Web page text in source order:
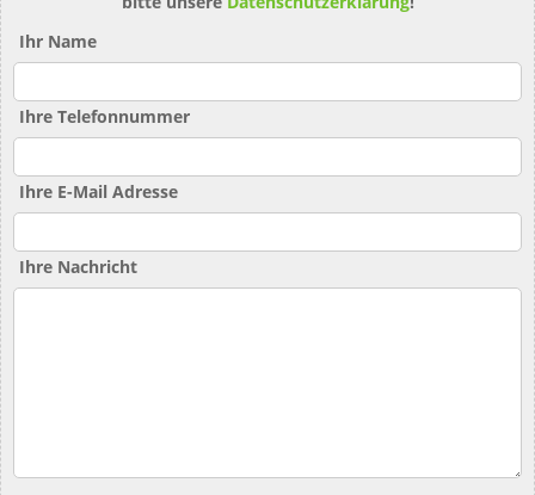
Ihr Name
Ihre Telefonnummer
Ihre E-Mail Adresse
Ihre Nachricht